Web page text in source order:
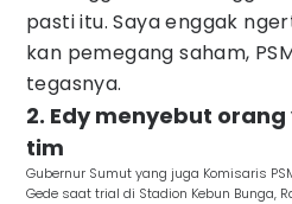
pasti itu. Saya enggak
kan pemegang saham,
tegasnya.
2. Edy menyebut
tim
Gubernur Sumut yang juga Komisaris
Gede saat trial di Stadion Kebun Bunga,